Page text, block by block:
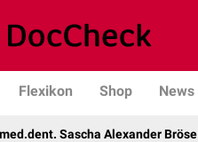
Flexikon Shop News
Sascha Alexander Bröse